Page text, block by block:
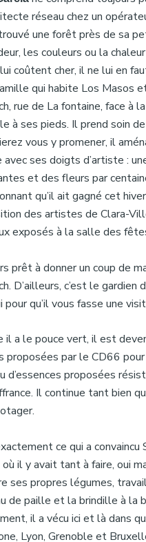
réseau chez un
une forêt près de sa
les couleurs ou la
coûtent cher, il ne lui en
qui habite Los Masos
rue de La fontaine, face à
à ses pieds. Il prend soin
vous y promener, il
avec ses doigts d’artiste :
et des fleurs par
qu’il ait gagné cet
des artistes de Clara-
exposés à la salle des
prêt à donner un coup de
D’ailleurs, c’est le
pour qu’il vous fasse une
il a le pouce vert, il est
proposées par le CD66
d’essences proposées
Il continue tant bien
ce qui a
il y avait tant à faire, oui
ses propres légumes,
de paille et la brindille à la
il a vécu ici et là dans
Lyon, Grenoble et